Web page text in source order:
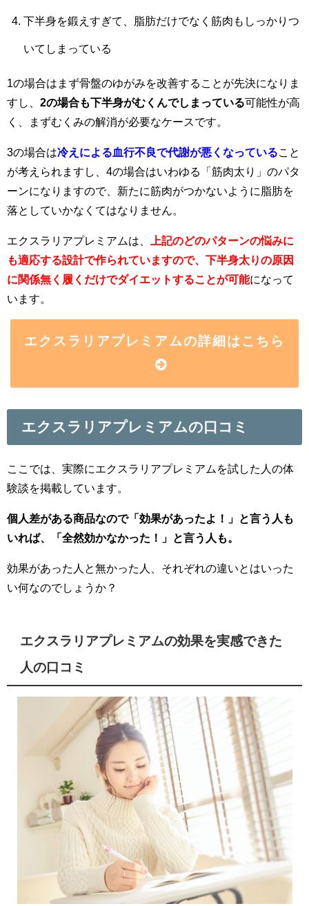
下半身を鍛えすぎて、脂肪だけでなく筋肉もしっかりつ
いてしまっている
1の場合はまず骨盤のゆがみを改善することが先決になりま
すし、 2の場合も下半身がむくんでしまっている可能性が高
く、まずむくみの解消が必要なケースです。
3の場合は冷えによる血行不良で代謝が悪くなっている こと
が考えられますし、4の場合はいわゆる「筋肉太り」のパタ
ーンになりますので、新たに筋肉がつかないように脂肪を
落としていかなくてはなりません。
エクスラリアプレミアムは、
上記のどのパターンの悩みに
も適応する設計で作られていますので、下半身太りの原因
に関係無く履くだけでダイエットすることが可能になって
います。
エクスラリアプレミアムの詳細はこちら
エクスラリアプレミアムの口コミ
ここでは、実際にエクスラリアプレミアムを試した人の体
験談を掲載しています。
個人差がある商品なので「効果があったよ！」と言う人も
いれば、「全然効かなかった！」と言う人も。
効果があった人と無かった人、それぞれの違いとはいった
い何なのでしょうか？
エクスラリアプレミアムの効果を実感できた
人の口コミ